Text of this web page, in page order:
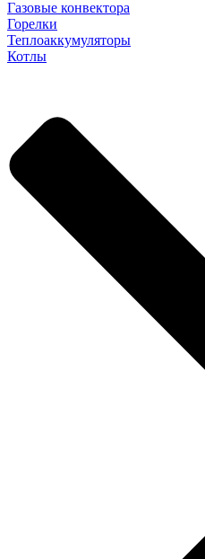
Газовые конвектора
Горелки
Теплоаккумуляторы
Котлы